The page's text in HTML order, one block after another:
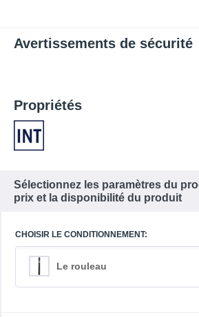
Avertissements de sécurité
Propriétés
Sélectionnez les paramètres du
prix et la disponibilité du produit
CHOISIR LE CONDITIONNEMENT:
Le rouleau